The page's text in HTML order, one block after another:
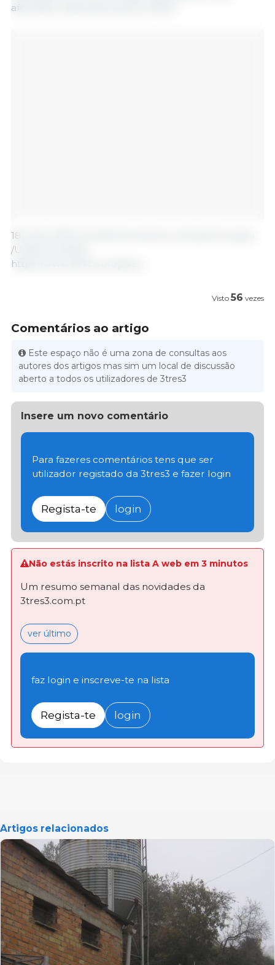
afectados, especialmente às PME's.
18 Julho 2024/ Comité Económico e Social Europeu
/União Europeia.
https://www.eesc.europa.eu
Visto 56 vezes
Comentários ao artigo
Este espaço não é uma zona de consultas aos
autores dos artigos mas sim um local de discussão
aberto a todos os utilizadores de 3tres3
Insere um novo comentário
Para fazeres comentários tens que ser
utilizador registado da 3tres3 e fazer login
Regista-te login
Não estás inscrito na lista A web em 3 minutos
Um resumo semanal das novidades da
3tres3.com.pt
ver último
faz login e inscreve-te na lista
Regista-te login
Artigos relacionados